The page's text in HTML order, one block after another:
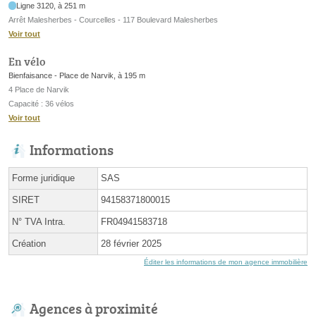
Ligne 3120, à 251 m
Arrêt Malesherbes - Courcelles - 117 Boulevard Malesherbes
Voir tout
En vélo
Bienfaisance - Place de Narvik, à 195 m
4 Place de Narvik
Capacité : 36 vélos
Voir tout
Informations
Forme juridique SAS
SIRET 94158371800015
N° TVA Intra. FR04941583718
Création 28 février 2025
Éditer les informations de mon agence immobilière
Agences à proximité